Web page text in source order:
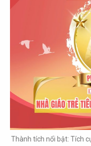
Thành tích nổi bật: Tích